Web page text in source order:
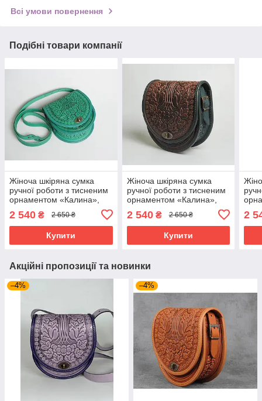
Всі умови повернення
Подібні товари компанії
Жіноча шкіряна сумка
ручної роботи з тисненим
орнаментом «Калина»,
натуральної шкіри,
20*21*8 см
2 540 ₴ 2 650 ₴
Купити
Жіноча шкіряна сумка
ручної роботи з тисненим
орнаментом «Калина»,
коричнево-зелена сумка з
натуральної шкіри,
20*21*8 см
2 540₴ 2 650 ₴
Купити
2
Акційні пропозиції та новинки
–4% –4%